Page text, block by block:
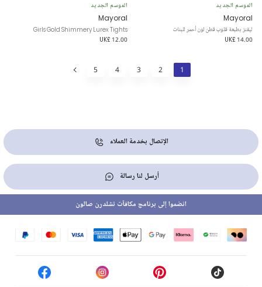
الموسم الجديد
Mayoral
ليقنز بطبعة قلوب قطن لون أحمر للبنات
UK£ 14.00
الموسم الجديد
Mayoral
Girls Gold Shimmery Lurex Tights
UK£ 12.00
1
2
3
4
5
الإتصال بخدمة العملاء
أرسل لنا رسالة
انضموا إلى برنامج مكافآت تشلدرن صالون